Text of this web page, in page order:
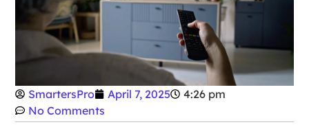
SmartersPro April 7, 2025
4:26 pm
No Comments